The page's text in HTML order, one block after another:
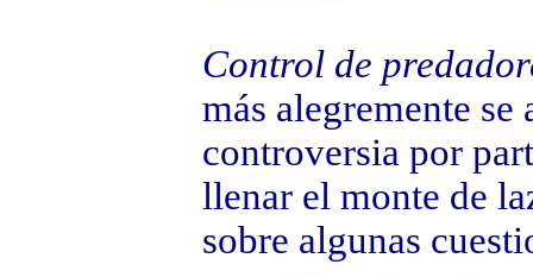
Control de
más alegremente
controversia por
llenar el monte de
sobre algunas